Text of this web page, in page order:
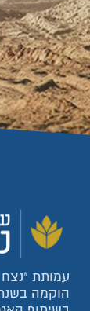
עמותת